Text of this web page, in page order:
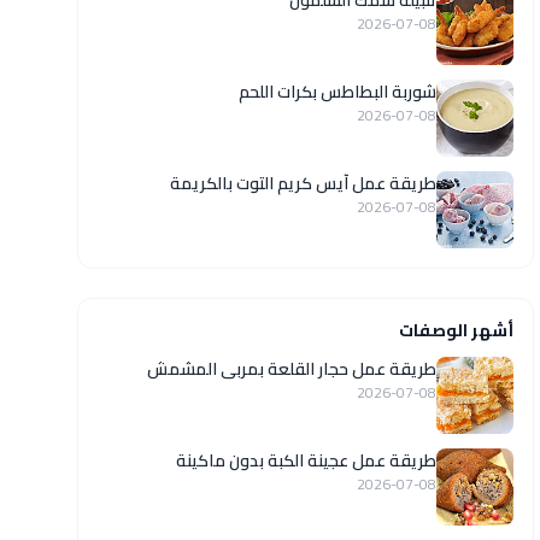
2026-07-08
شوربة البطاطس بكرات اللحم
2026-07-08
طريقة عمل آيس كريم التوت بالكريمة
2026-07-08
أشهر الوصفات
طريقة عمل حجار القلعة بمربى المشمش
2026-07-08
طريقة عمل عجينة الكبة بدون ماكينة
2026-07-08